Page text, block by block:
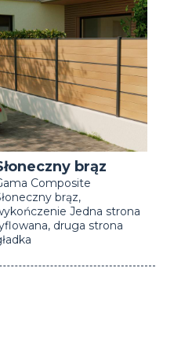
brąz
Composite
brąz,
Jedna strona
druga strona